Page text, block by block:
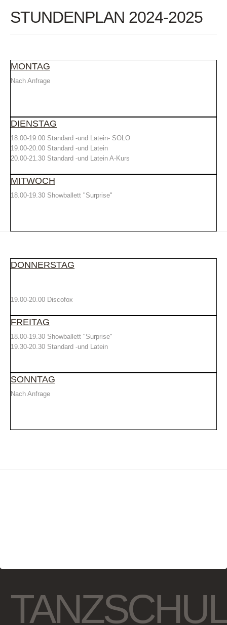
STUNDENPLAN 2024-2025
MONTAG
Nach Anfrage
DIENSTAG
18.00-19.00 Standard -und Latein- SOLO
19.00-20.00 Standard -und Latein
20.00-21.30 Standard -und Latein A-Kurs
MITWOCH
18.00-19.30 Showballett "Surprise"
DONNERSTAG
19.00-20.00 Discofox
FREITAG
18.00-19.30 Showballett "Surprise"
19.30-20.30 Standard -und Latein
SONNTAG
Nach Anfrage